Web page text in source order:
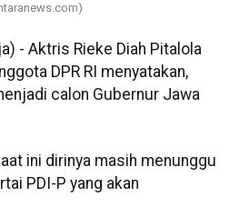
- Aktris Rieke Diah Pitalola
DPR RI menyatakan,
calon Gubernur Jawa
ini dirinya masih menunggu
PDI-P yang akan